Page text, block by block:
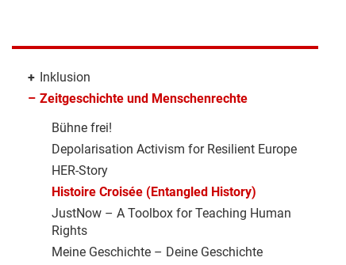
+ Inklusion
– Zeitgeschichte und Menschenrechte
Bühne frei!
Depolarisation Activism for Resilient Europe
HER-Story
Histoire Croisée (Entangled History)
JustNow – A Toolbox for Teaching Human
Rights
Meine Geschichte – Deine Geschichte